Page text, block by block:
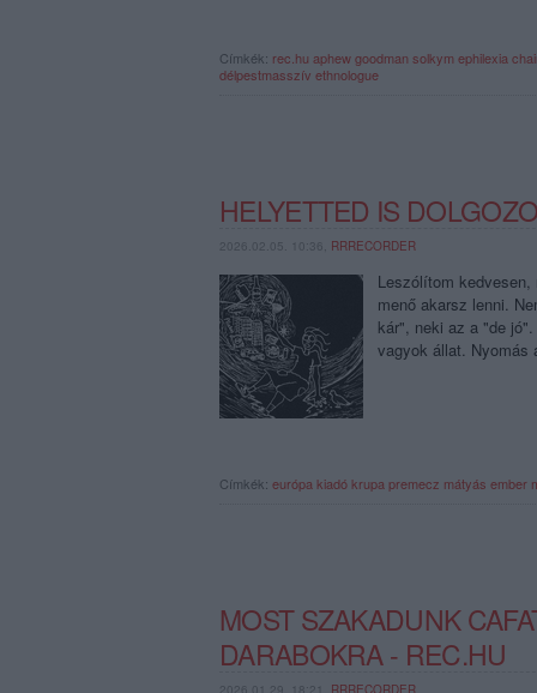
Címkék: rec.hu aphew goodman solkym ephilexia
délpestmasszív ethnologue
HELYETTED IS
2026.02.05. 10:36, RRRECORDER
Leszólítom
menő akarsz lenni.
kár", neki az a "de
vagyok állat.
Címkék: európa kiadó krupa premecz mátyás ember
MOST SZAKADUNK
DARABOKRA - REC.HU
2026.01.29. 18:21, RRRECORDER